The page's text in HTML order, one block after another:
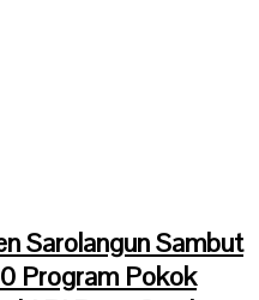
Sarolangun Sambut
Program Pokok